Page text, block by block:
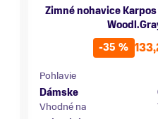
Zimné nohavice
-35 %
Pohlavie
Dámske
Vhodné na